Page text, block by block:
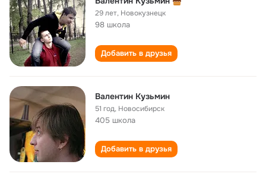
29 лет, Новокузнецк
98 школа
Добавить в друзья
Валентин Кузьмин
51 год, Новосибирск
405 школа
Добавить в друзья